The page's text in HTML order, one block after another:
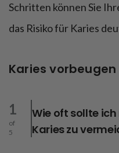
Schritten können Sie
das Risiko für Karies
Karies vorbeugen
1
of
5
Wie oft sollte
Karies zu